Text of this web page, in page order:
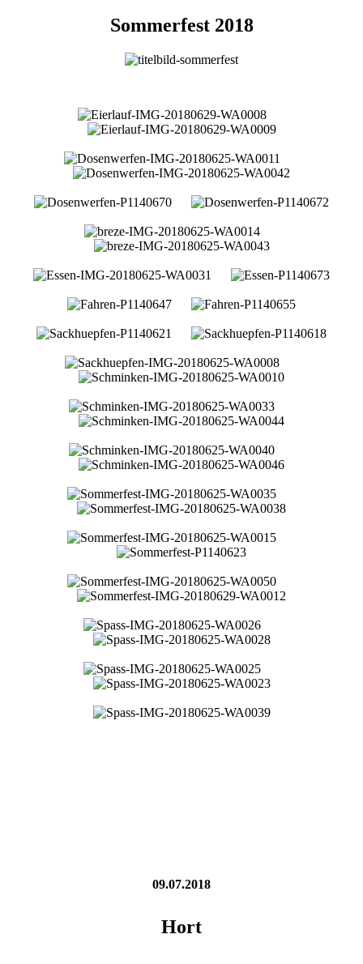
Sommerfest 2018
09.07.2018
Hort